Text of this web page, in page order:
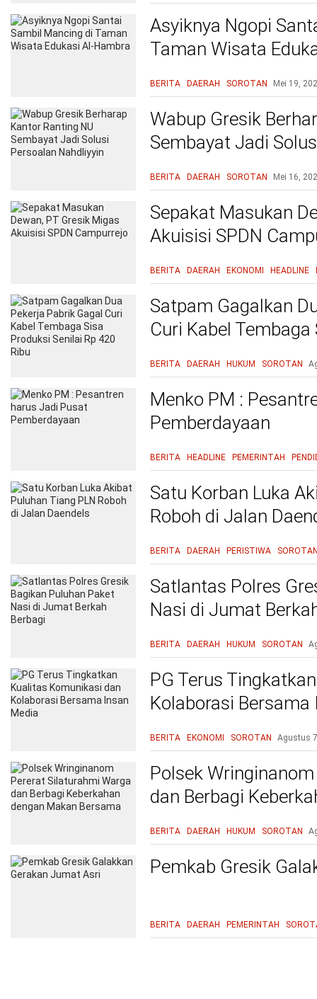
Asyiknya Ngopi
Taman Wisata
BERITA DAERAH SOROTAN Mei 19,
Wabup Gresik
Sembayat Jadi
BERITA DAERAH SOROTAN Mei 16,
Sepakat Masukan
Akuisisi SPDN
BERITA DAERAH EKONOMI HEADLINE
Satpam Gagalkan
Curi Kabel
BERITA DAERAH HUKUM SOROTAN
Menko PM :
Pemberdayaan
BERITA HEADLINE PEMERINTAH
Satu Korban Luka
Roboh di Jalan
BERITA DAERAH PERISTIWA
Satlantas Polres
Nasi di Jumat
BERITA DAERAH HUKUM SOROTAN
PG Terus
Kolaborasi Bersama
BERITA EKONOMI SOROTAN Agustus
Polsek
dan Berbagi
BERITA DAERAH HUKUM SOROTAN
Pemkab Gresik
BERITA DAERAH PEMERINTAH